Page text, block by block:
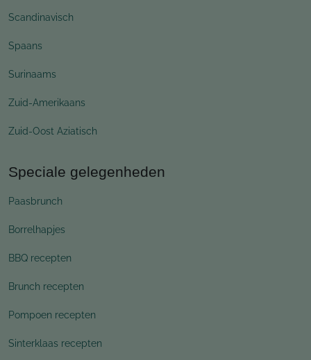
Scandinavisch
Spaans
Surinaams
Zuid-Amerikaans
Zuid-Oost Aziatisch
Speciale gelegenheden
Paasbrunch
Borrelhapjes
BBQ recepten
Brunch recepten
Pompoen recepten
Sinterklaas recepten